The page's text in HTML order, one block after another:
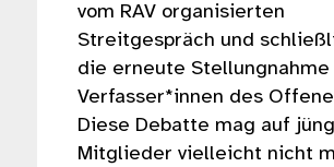
vom RAV organisierten
Streitgespräch und
die erneute Stellungnahme
Verfasser*innen des
Diese Debatte mag auf
Mitglieder vielleicht nicht